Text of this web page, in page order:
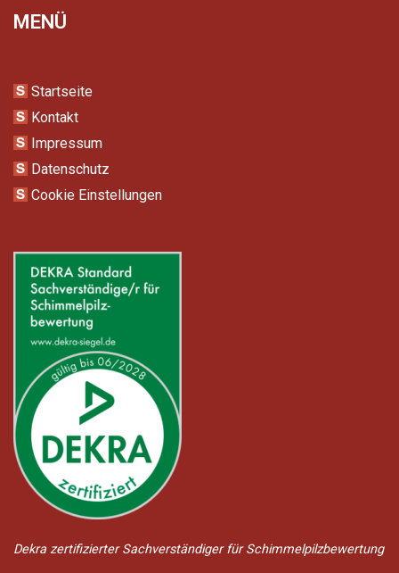
MENÜ
Startseite
Kontakt
Impressum
Datenschutz
Cookie Einstellungen
Dekra zertifizierter Sachverständiger für Schimmelpilzbewertung